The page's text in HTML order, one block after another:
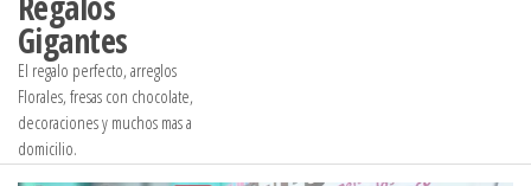
Gigantes
El regalo perfecto, arreglos
Florales, fresas con chocolate,
decoraciones y muchos mas a
domicilio.